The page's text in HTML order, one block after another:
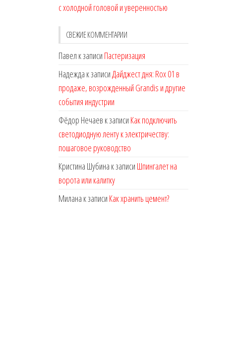
с холодной головой и уверенностью
СВЕЖИЕ КОММЕНТАРИИ
Павел к записи Пастеризация
Надежда к записиДайджест дня: Rox 01 в
продаже, возрожденный Grandis и другие
события индустрии
Фёдор Нечаев к записи Как подключить
светодиодную ленту к электричеству:
пошаговое руководство
Кристина Шубина к записи Шпингалет на
ворота или калитку
Милана к записи Как хранить цемент?